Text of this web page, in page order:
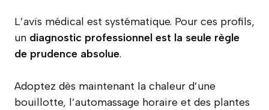
L’avis médical est systématique. Pour ces profils,
un diagnostic professionnel est la seule règle
de prudence absolue.
Adoptez dès maintenant la chaleur d’une
bouillotte, l’automassage horaire et des plantes